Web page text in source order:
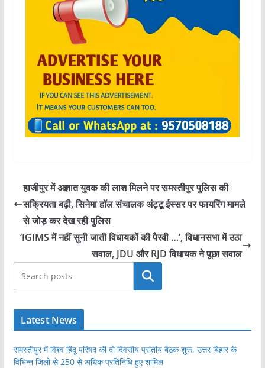
हाजीपुर में अज्ञात युवक की लाश मिलने पर समस्तीपुर पुलिस की
सक्रियता बढ़ी, सिनेमा हॉल संचालक अंट्टू ईस्सर पर फायरिंग मामले
से जोड़ कर देख रही पुलिस
‘IGIMS में नहीं सुनी जाती विधायकों की पैरवी …’, विधानसभा में उठा
सवाल, JDU और RJD विधायक ने पूछा सवाल
खोजें
Latest News
समस्तीपुर में विश्व हिंदू परिषद की दो दिवसीय प्रांतीय बैठक शुरू, उत्तर बिहार के
विभिन्न जिलों से 250 से अधिक प्रतिनिधि हुए शामिल